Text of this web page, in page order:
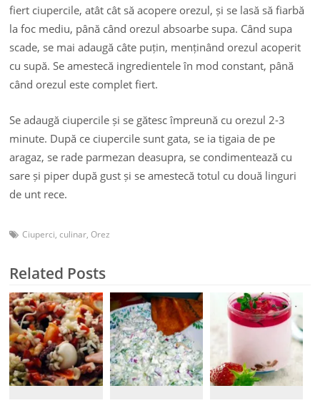
fiert ciupercile, atât cât să acopere orezul, și se lasă să fiarbă
la foc mediu, până când orezul absoarbe supa. Când supa
scade, se mai adaugă câte puțin, menținând orezul acoperit
cu supă. Se amestecă ingredientele în mod constant, până
când orezul este complet fiert.
Se adaugă ciupercile și se gătesc împreună cu orezul 2-3
minute. După ce ciupercile sunt gata, se ia tigaia de pe
aragaz, se rade parmezan deasupra, se condimentează cu
sare și piper după gust și se amestecă totul cu două linguri
de unt rece.
Ciuperci,culinar,Orez
Related Posts